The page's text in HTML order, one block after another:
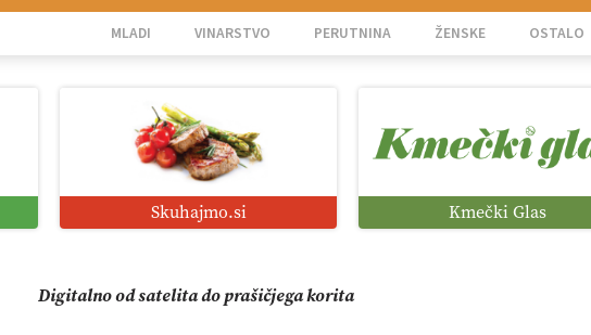
MLADI VINARSTVO PERUTNINA ŽENSKE OSTALO
Skuhajmo.si Kmečki Glas
Pomagajmo družini Bregar po uničujočem požaru
Vročina in suša obremenjujeta evropsko kmetijstvo
Kmetijski roboti: bo o njihovi prihodnosti odločala cena ali prednosti za